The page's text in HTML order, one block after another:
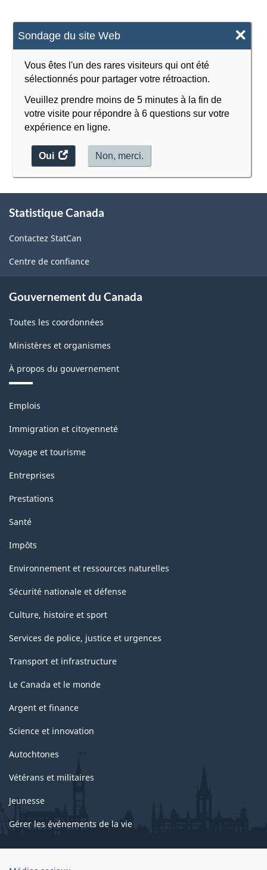
Sondage du site Web ×
Vous êtes l'un des rares visiteurs qui ont été
sélectionnés pour partager votre rétroaction.
Veuillez prendre moins de 5 minutes à la fin de
votre visite pour répondre à 6 questions sur votre
expérience en ligne.
Oui
accéder
au
Non, merci.
propos
ce
site
Statistique Canada
Contactez StatCan
Centre de confiance
Gouvernement du Canada
Toutes les coordonnées
Ministères et organismes
À propos du gouvernement
Thèmes
sujets
Emplois
Immigration et citoyenneté
Voyage et tourisme
Entreprises
Prestations
Santé
Impôts
Environnement et ressources naturelles
Sécurité nationale et défense
Culture, histoire et sport
Services de police, justice et urgences
Transport et infrastructure
Le Canada et le monde
Argent et finance
Science et innovation
Autochtones
Vétérans et militaires
Jeunesse
Gérer les événements de la vie